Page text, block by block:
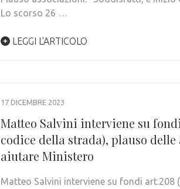
Lo scorso 26 …
LEGGI L'ARTICOLO
17 DICEMBRE 2023
Matteo Salvini interviene su
codice della strada), plauso
aiutare Ministero
Matteo Salvini interviene su fondi art.208